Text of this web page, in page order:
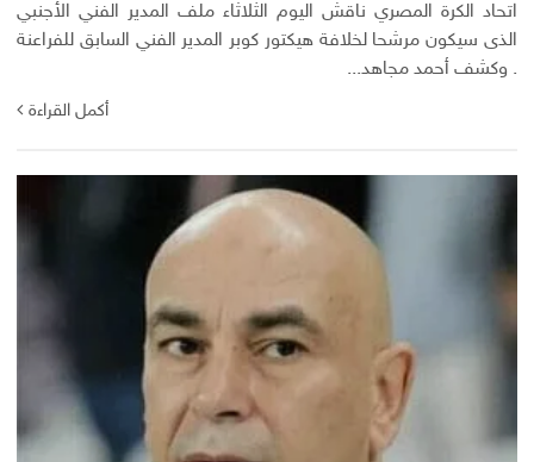
اتحاد الكرة المصري ناقش اليوم الثلاثاء ملف المدير الفني الأجنبي
الذى سيكون مرشحا لخلافة هيكتور كوبر المدير الفني السابق للفراعنة
. وكشف أحمد مجاهد...
أكمل القراءة